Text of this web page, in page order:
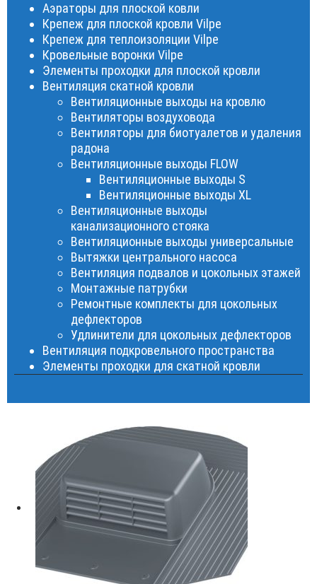
Аэраторы для плоской ковли
Крепеж для плоской кровли Vilpe
Крепеж для теплоизоляции Vilpe
Кровельные воронки Vilpe
Элементы проходки для плоской кровли
Вентиляция скатной кровли
Вентиляционные выходы на кровлю
Вентиляторы воздуховода
Вентиляторы для биотуалетов и удаления
радона
Вентиляционные выходы FLOW
Вентиляционные выходы S
Вентиляционные выходы XL
Вентиляционные выходы
канализационного стояка
Вентиляционные выходы универсальные
Вытяжки центрального насоса
Вентиляция подвалов и цокольных этажей
Монтажные патрубки
Ремонтные комплекты для цокольных
дефлекторов
Удлинители для цокольных дефлекторов
Вентиляция подкровельного пространства
Элементы проходки для скатной кровли